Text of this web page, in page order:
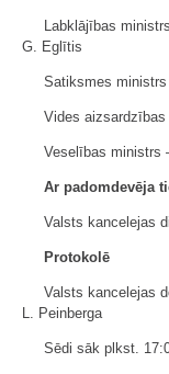
Labklājības
G. Eglītis
Satiksmes
Vides
Veselības ministrs
Ar padomdevēja
Valsts kancelejas
Protokolē
Valsts kancelejas
L. Peinberga
Sēdi sāk plkst.